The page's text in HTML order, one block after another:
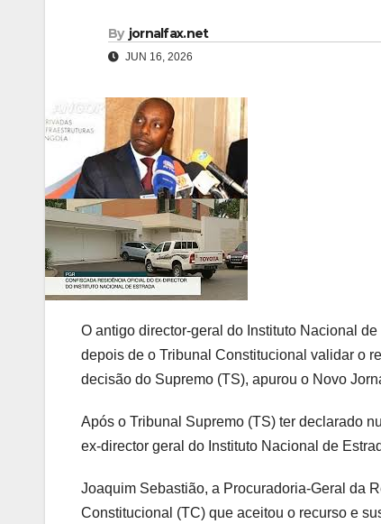
By jornalfax.net
JUN 16, 2026
O antigo director-geral do Instituto Nacional
depois de o Tribunal Constitucional validar o
decisão do Supremo (TS), apurou o Novo
Após o Tribunal Supremo (TS) ter declarado
ex-director geral do Instituto Nacional de
Joaquim Sebastião, a Procuradoria-Geral da
Constitucional (TC) que aceitou o recurso e